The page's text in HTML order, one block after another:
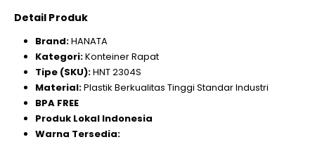
Detail Produk
Brand:HANATA
Kategori:Konteiner Rapat
Tipe (SKU):HNT 2304S
Material:Plastik Berkualitas Tinggi Standar Industri
BPA FREE
Produk Lokal Indonesia
Warna Tersedia: